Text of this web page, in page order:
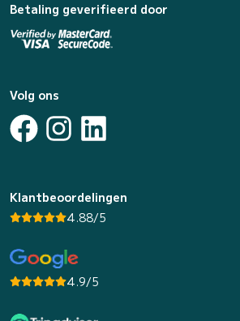
Betaling geverifieerd door
Volg ons
Klantbeoordelingen
4.88/5
4.9/5